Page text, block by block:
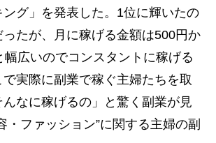
グ」を発表した。1位に輝いたの
たが、月に稼げる金額は500円か
幅広いのでコンスタントに稼げる
実際に副業で稼ぐ主婦たちを取
なに稼げるの」と驚く副業が見
・ファッション”に関する主婦の副